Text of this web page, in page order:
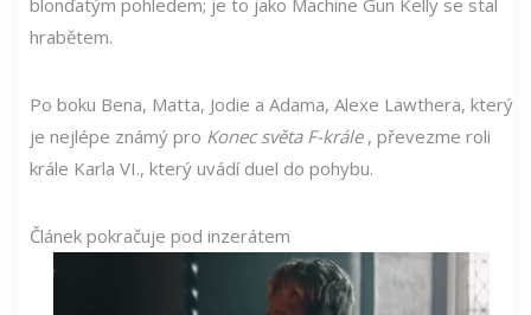
blonďatým pohledem; je to jako Machine Gun Kelly se stal
hrabětem.
Po boku Bena, Matta, Jodie a Adama, Alexe Lawthera, který
je nejlépe známý pro Konec světa F-krále, převezme roli
krále Karla VI., který uvádí duel do pohybu.
Článek pokračuje pod inzerátem